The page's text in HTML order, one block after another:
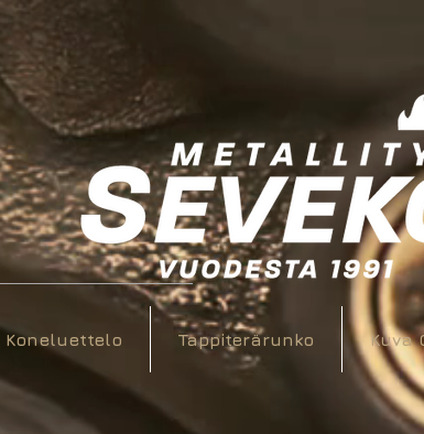
Koneluettelo Tappiterärunko Kuva